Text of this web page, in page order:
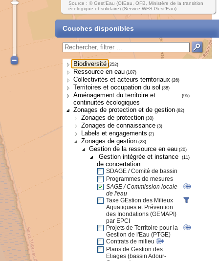
Source : © Gest'Eau (OIEau, OFB, Ministère de la transition
écologique et solidaire) (Service WFS Gest'Eau).
Couches disponibles
Biodiversité (252)
Ressource en eau (107)
Collectivités et acteurs territoriaux (26)
Territoires et occupation du sol (38)
Aménagement du territoire et
continuités écologiques
(95)
Zonages de protection et de gestion (82)
Zonages de protection (30)
Zonages de connaissance (3)
Labels et engagements (2)
Zonages de gestion (23)
Gestion de la ressource en eau (20)
Gestion intégrée et instance
de concertation
(11)
SDAGE / Comité de bassin
Programmes de mesures
SAGE / Commission locale
de l'eau
Taxe GEstion des Milieux
Aquatiques et Prévention
des Inondations (GEMAPI)
par EPCI
Projets de Territoire pour la
Gestion de l'Eau (PTGE)
Contrats de milieu
Plans de Gestion des
Etiages (bassin Adour-